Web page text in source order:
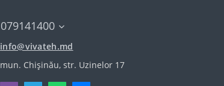
079141400
info@vivateh.md
mun. Chișinău, str. Uzinelor 17